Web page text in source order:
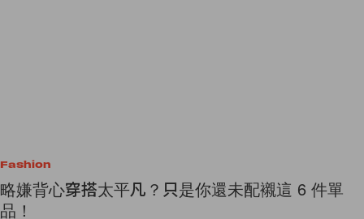
Fashion
略嫌背心穿搭太平凡？只是你還未配襯這 6 件單
品！